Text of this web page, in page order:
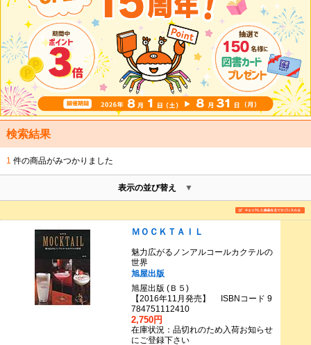
検索結果
1 件の商品がみつかりました
表示の並び替え
ＭＯＣＫＴＡＩＬ
魅力広がるノンアルコールカクテルの
世界
旭屋出版
旭屋出版 (Ｂ５)
【2016年11月発売】 ISBNコード 9
784751112410
2,750円
在庫状況：品切れのため入荷お知らせ
にご登録下さい